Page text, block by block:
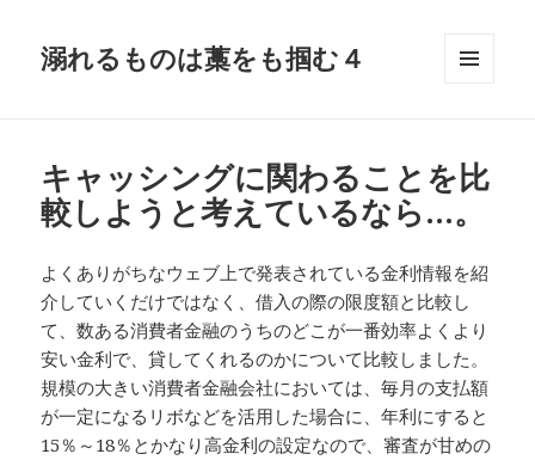
溺れるものは藁をも掴む４
ット
キャッシングに関わることを比
較しようと考えているなら…。
よくありがちなウェブ上で発表されている金利情報を紹
介していくだけではなく、借入の際の限度額と比較し
て、数ある消費者金融のうちのどこが一番効率よくより
安い金利で、貸してくれるのかについて比較しました。
規模の大きい消費者金融会社においては、毎月の支払額
が一定になるリボなどを活用した場合に、年利にすると
15％～18％とかなり高金利の設定なので、審査が甘めの